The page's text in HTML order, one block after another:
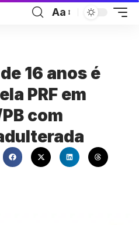
Aa
16 anos é
PRF em
com